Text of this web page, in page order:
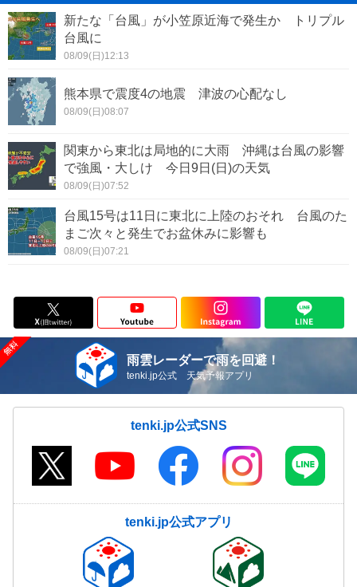
新たな「台風」が小笠原近海で発生か トリプル
台風に
08/09(日)12:13
熊本県で震度4の地震 津波の心配なし
08/09(日)08:07
関東から東北は局地的に大雨 沖縄は台風の影響
で強風・大しけ 今日9日(日)の天気
08/09(日)07:52
台風15号は11日に東北に上陸のおそれ 台風のた
まご次々と発生でお盆休みに影響も
08/09(日)07:21
雨雲レーダーで雨を回避！
tenki.jp公式 天気予報アプリ
tenki.jp公式SNS
tenki.jp公式アプリ